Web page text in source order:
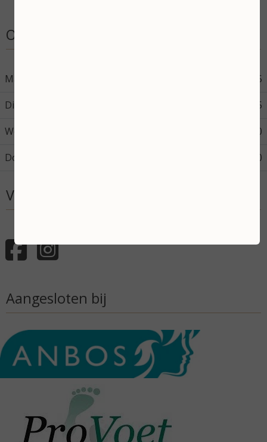
Openingstijden
Maandag
17:45
Dinsdag
17:45
Woensdag
17:30
Donderdag
12:00
Volg mij
Aangesloten bij